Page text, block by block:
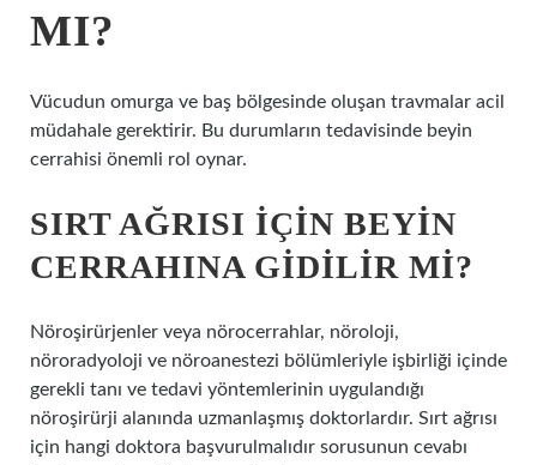
MI?
Vücudun omurga ve baş bölgesinde oluşan travmalar acil
müdahale gerektirir. Bu durumların tedavisinde beyin
cerrahisi önemli rol oynar.
SIRT AĞRISI IÇIN BEYIN
CERRAHINA GIDILIR MI?
Nöroşirürjenler veya nörocerrahlar, nöroloji,
nöroradyoloji ve nöroanestezi bölümleriyle işbirliği içinde
gerekli tanı ve tedavi yöntemlerinin uygulandığı
nöroşirürji alanında uzmanlaşmış doktorlardır. Sırt ağrısı
için hangi doktora başvurulmalıdır sorusunun cevabı